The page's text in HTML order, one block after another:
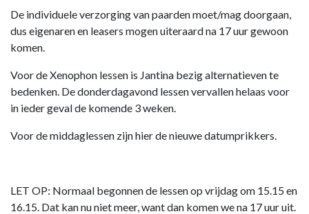
De individuele verzorging van paarden moet/mag doorgaan,
dus eigenaren en leasers mogen uiteraard na 17 uur gewoon
komen.
Voor de Xenophon lessen is Jantina bezig alternatieven te
bedenken. De donderdagavond lessen vervallen helaas voor
in ieder geval de komende 3 weken.
Voor de middaglessen zijn hier de nieuwe datumprikkers.
LET OP: Normaal begonnen de lessen op vrijdag om 15.15 en
16.15. Dat kan nu niet meer, want dan komen we na 17 uur uit.